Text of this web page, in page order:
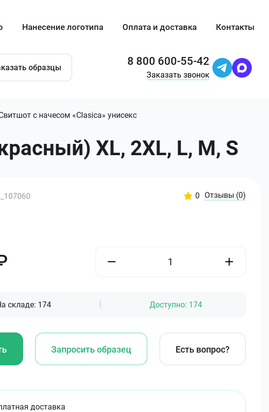
Нанесение логотипа Оплата и доставка Контакты
образцы 8 800 600-55-42
Заказать звонок
с начесом «Clasica» унисекс
XL, 2XL, L, M, S
0 Отзывы (0)
складе: 174 Доступно: 174
Запросить образец Есть вопрос?
доставка